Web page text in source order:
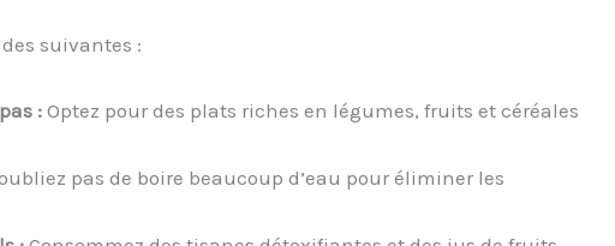
suivantes :
:Optez pour des plats riches en légumes, fruits et céréales
pas de boire beaucoup d’eau pour éliminer les